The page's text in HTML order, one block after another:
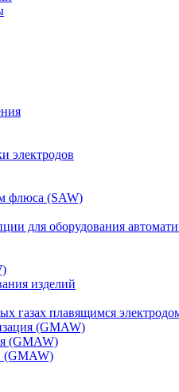
электродов
флюса (SAW)
для оборудования
изделий
газах плавящимся
(GMAW)
(GMAW)
(GMAW)